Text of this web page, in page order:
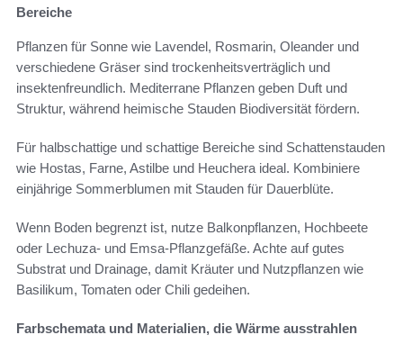
Bereiche
Pflanzen für Sonne wie Lavendel, Rosmarin, Oleander und
verschiedene Gräser sind trockenheitsverträglich und
insektenfreundlich. Mediterrane Pflanzen geben Duft und
Struktur, während heimische Stauden Biodiversität fördern.
Für halbschattige und schattige Bereiche sind Schattenstauden
wie Hostas, Farne, Astilbe und Heuchera ideal. Kombiniere
einjährige Sommerblumen mit Stauden für Dauerblüte.
Wenn Boden begrenzt ist, nutze Balkonpflanzen, Hochbeete
oder Lechuza- und Emsa-Pflanzgefäße. Achte auf gutes
Substrat und Drainage, damit Kräuter und Nutzpflanzen wie
Basilikum, Tomaten oder Chili gedeihen.
Farbschemata und Materialien, die Wärme ausstrahlen